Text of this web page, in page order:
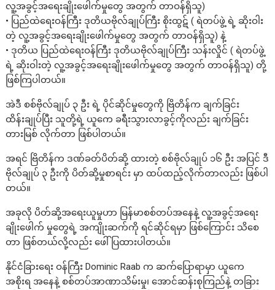
လူ့အခွင့်အရေးချိုးဖေါက်မှုတွေ အတွက် တာဝန်ရှိသူ)
• ပြည်ထဲရေးဝန်ကြီး ဒုတိယဗိုလ်ချုပ်ကြီး စိုးထွဋ် ( ရဲတပ်ဖွဲ့ ရဲ့ ဆိုးဝါး
တဲ့ လူ့အခွင့်အရေးချိုးဖေါက်မှုတွေ အတွက် တာဝန်ရှိသူ) နဲ့
• ဒုတိယ ပြည်ထဲရေးဝန်ကြီး ဒုတိယဗိုလ်ချုပ်ကြီး သန်းလှိုင် ( ရဲတပ်ဖွဲ့
ရဲ့ ဆိုးဝါးတဲ့ လူ့အခွင့်အရေးချိုးဖေါက်မှုတွေ အတွက် တာဝန်ရှိသူ) တို့
ဖြစ်ကြပါတယ်။
အဲဒီ စစ်ဗိုလ်ချုပ် ၃ ဦး ရဲ့ ပိုင်ဆိုင်မှုတွေကို ဗြိတိန်က ချက်ခြင်း
ထိန်းချုပ်ပြီး သူတို့ရဲ့ ယူကေ ခရီးသွားလာခွင့်ကိုလည်း ချက်ခြင်း
တားမြစ် လိုက်တာ ဖြစ်ပါတယ်။
အရင် ဗြိတိန်က ဒဏ်ခတ်ပိတ်ဆို့ ထားတဲ့ စစ်ဗိုလ်ချုပ် ၁၆ ဦး အပြင် ဒီ
ဗိုလ်ချုပ် ၃ ဦးကို ပိတ်ဆို့မှုစာရင်း မှာ ထပ်ထည့်လိုက်တာလည်း ဖြစ်ပါ
တယ်။
အခုလို ပိတ်ဆို့အရေးယူမှုဟာ မြန်မာစစ်တပ်အနေနဲ့ လူ့အခွင့်အရေး
ချိုးဖေါက် မှုတွေရဲ့ အကျိုးဆက်ကို ရင်ဆိုင်ရမှာ ဖြစ်ကြောင်း သိစေ
တာ ဖြစ်တယ်လို့လည်း ဖေါ်ပြထားပါတယ်။
နိုင်ငံခြားရေး ဝန်ကြီး Dominic Raab က ဆက်ပြောရာမှာ ယူကေ
အစိုးရ အနေနဲ့ စစ်တပ်အာဏာသိမ်းမှု၊ အောင်ဆန်းစုကြည်နဲ့ တခြား